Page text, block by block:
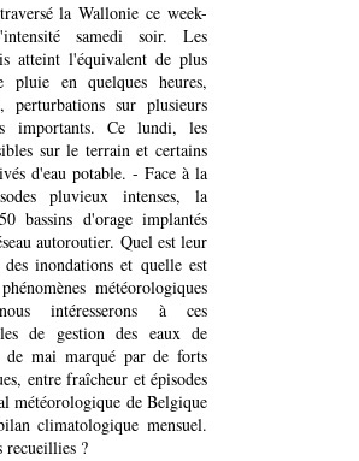
la Wallonie ce week-
samedi soir. Les
atteint l'équivalent de plus
en quelques heures,
perturbations sur plusieurs
importants. Ce lundi, les
sur le terrain et certains
d'eau potable. - Face à la
pluvieux intenses, la
bassins d'orage implantés
autoroutier. Quel est leur
inondations et quelle est
météorologiques
intéresserons à ces
de gestion des eaux de
mai marqué par de forts
entre fraîcheur et épisodes
météorologique de Belgique
climatologique mensuel.
recueillies ?